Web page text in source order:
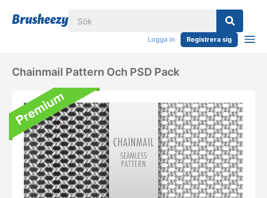
Logga in Registrera sig
Chainmail Pattern Och PSD Pack